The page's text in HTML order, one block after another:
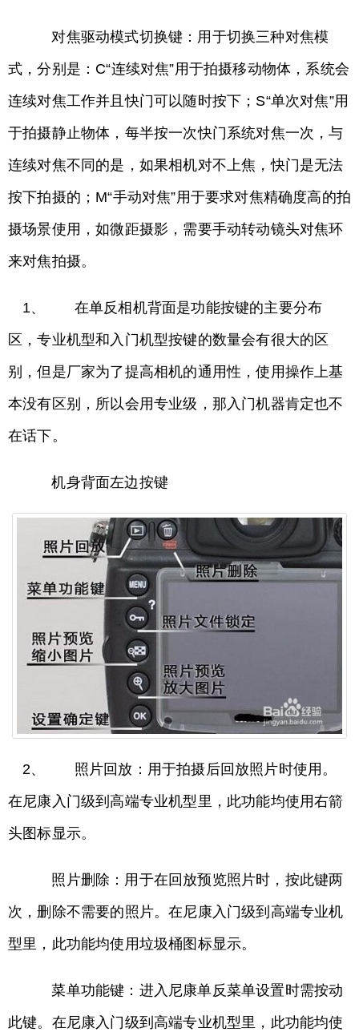
对焦驱动模式切换键：用于切换三种对焦模
式，分别是：C“连续对焦”用于拍摄移动物体，系统会
连续对焦工作并且快门可以随时按下；S“单次对焦”用
于拍摄静止物体，每半按一次快门系统对焦一次，与
连续对焦不同的是，如果相机对不上焦，快门是无法
按下拍摄的；M“手动对焦”用于要求对焦精确度高的拍
摄场景使用，如微距摄影，需要手动转动镜头对焦环
来对焦拍摄。
1、 在单反相机背面是功能按键的主要分布
区，专业机型和入门机型按键的数量会有很大的区
别，但是厂家为了提高相机的通用性，使用操作上基
本没有区别，所以会用专业级，那入门机器肯定也不
在话下。
机身背面左边按键
2、 照片回放：用于拍摄后回放照片时使用。
在尼康入门级到高端专业机型里，此功能均使用右箭
头图标显示。
照片删除：用于在回放预览照片时，按此键两
次，删除不需要的照片。在尼康入门级到高端专业机
型里，此功能均使用垃圾桶图标显示。
菜单功能键：进入尼康单反菜单设置时需按动
此键。在尼康入门级到高端专业机型里，此功能均使